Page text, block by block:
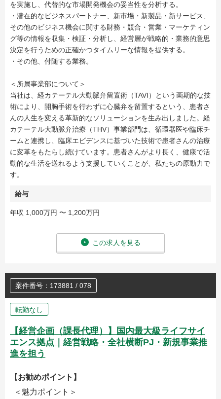
を実施し、代替的な市場開発機会の妥当性を分析する。
・潜在的なビジネスパートナー、新市場・新製品・新サービス、
その他のビジネス機会に関する財務・競合・営業・マーケティン
グ等の情報を収集・検証・分析し、経営層が戦略的・業務的意思
決定を行うための正確かつタイムリーな情報を提供する。
・その他、付随する業務。
＜所属事業部について＞
当社は、経カテーテル大動脈弁留置術（TAVI）という画期的な技
術により、開胸手術を行わずに心臓弁を留置するという、患者さ
んの人生を変える革新的なソリューションを生み出しました。経
カテーテル大動脈弁治療（THV）事業部門は、循環器医や臨床チ
ームと連携し、臨床エビデンスに基づいた技術で患者さんの治療
に変革をもたらし続けています。患者さんがより長く、健康で活
動的な生活を送れるよう支援していくことが、私たちの原動力で
す。
給与
年収 1,000万円 〜 1,200万円
この求人を見る
案件番号：173881 / 078
転勤なし
【経営企画（課長代理）】国内最大級ライフサイ
エンス拠点｜経営戦略・全社横断PJ・新規事業推
進を担う
【お勧めポイント】
＜魅力ポイント＞